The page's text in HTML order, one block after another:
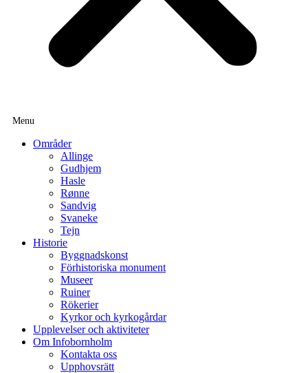
Områder
Allinge
Gudhjem
Hasle
Rønne
Sandvig
Svaneke
Tejn
Historie
Byggnadskonst
Förhistoriska monument
Museer
Ruiner
Rökerier
Kyrkor och kyrkogårdar
Upplevelser och aktiviteter
Om Infobornholm
Kontakta oss
Upphovsrätt